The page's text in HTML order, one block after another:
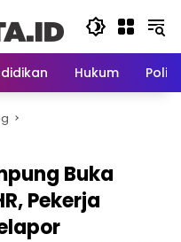
Hukum
Buka
Pekerja